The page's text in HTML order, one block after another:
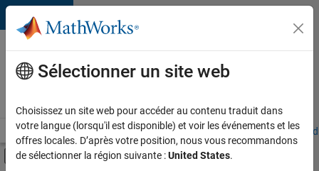
Passer au contenu
Votre
carrière
chez
Accueil Explorer nos opportunités Adresses de nos bureaux
Activer/désactiver l'affichage du menu
Contenu principal
Sélectionner un site web
Choisissez un site web pour accéder au contenu traduit dans
votre langue (lorsqu'il est disponible) et voir les événements et les
offres locales. D’après votre position, nous vous recommandons
de sélectionner la région suivante :United States.